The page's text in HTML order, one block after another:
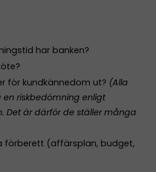
har banken?
för kundkännedom ut? (Alla
riskbedömning enligt
Det är därför de ställer många
förberett (affärsplan, budget,